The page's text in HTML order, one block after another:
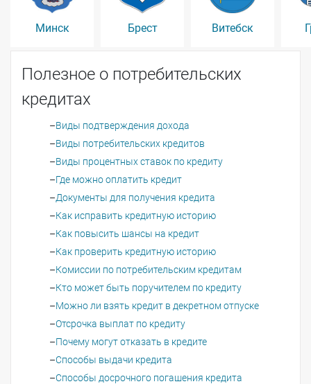
Минск Брест Витебск
Полезное о потребительских
кредитах
Виды подтверждения дохода
Виды потребительских кредитов
Виды процентных ставок по кредиту
Где можно оплатить кредит
Документы для получения кредита
Как исправить кредитную историю
Как повысить шансы на кредит
Как проверить кредитную историю
Комиссии по потребительским кредитам
Кто может быть поручителем по кредиту
Можно ли взять кредит в декретном отпуске
Отсрочка выплат по кредиту
Почему могут отказать в кредите
Способы выдачи кредита
Способы досрочного погашения кредита